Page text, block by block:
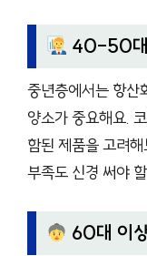
40-50대:
중년층에서는 항산
양소가 중요해요.
함된 제품을 고려
부족도 신경 써야
60대 이